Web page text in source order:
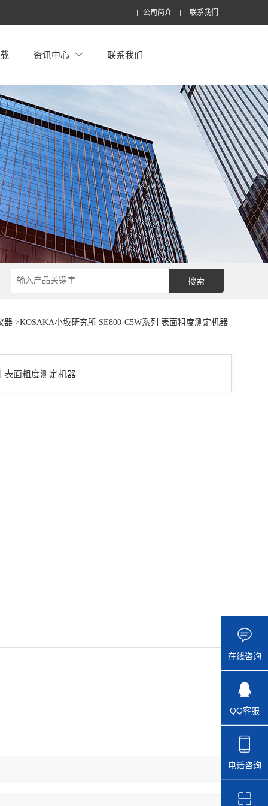
公司简介 联系我们
资讯中心 联系我们
器>KOSAKA小坂研究所 SE800-C5W系列 表面粗度测定机器
在线咨询
QQ客服
电话咨询